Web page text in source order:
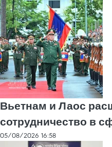
Вьетнам и Лаос
сотрудничество в
05/08/2026 16:58